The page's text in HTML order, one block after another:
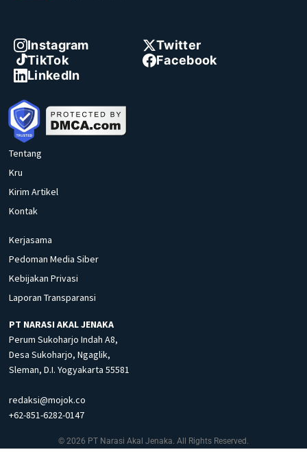
Instagram
Twitter
TikTok
Facebook
LinkedIn
Tentang
Kru
Kirim Artikel
Kontak
Kerjasama
Pedoman Media Siber
Kebijakan Privasi
Laporan Transparansi
PT NARASI AKAL JENAKA
Perum Sukoharjo Indah A8,
Desa Sukoharjo, Ngaglik,
Sleman, D.I. Yogyakarta 55581
redaksi@mojok.co
+62-851-6282-0147
© 2026 PT Narasi Akal Jenaka. All Rights Reserved.